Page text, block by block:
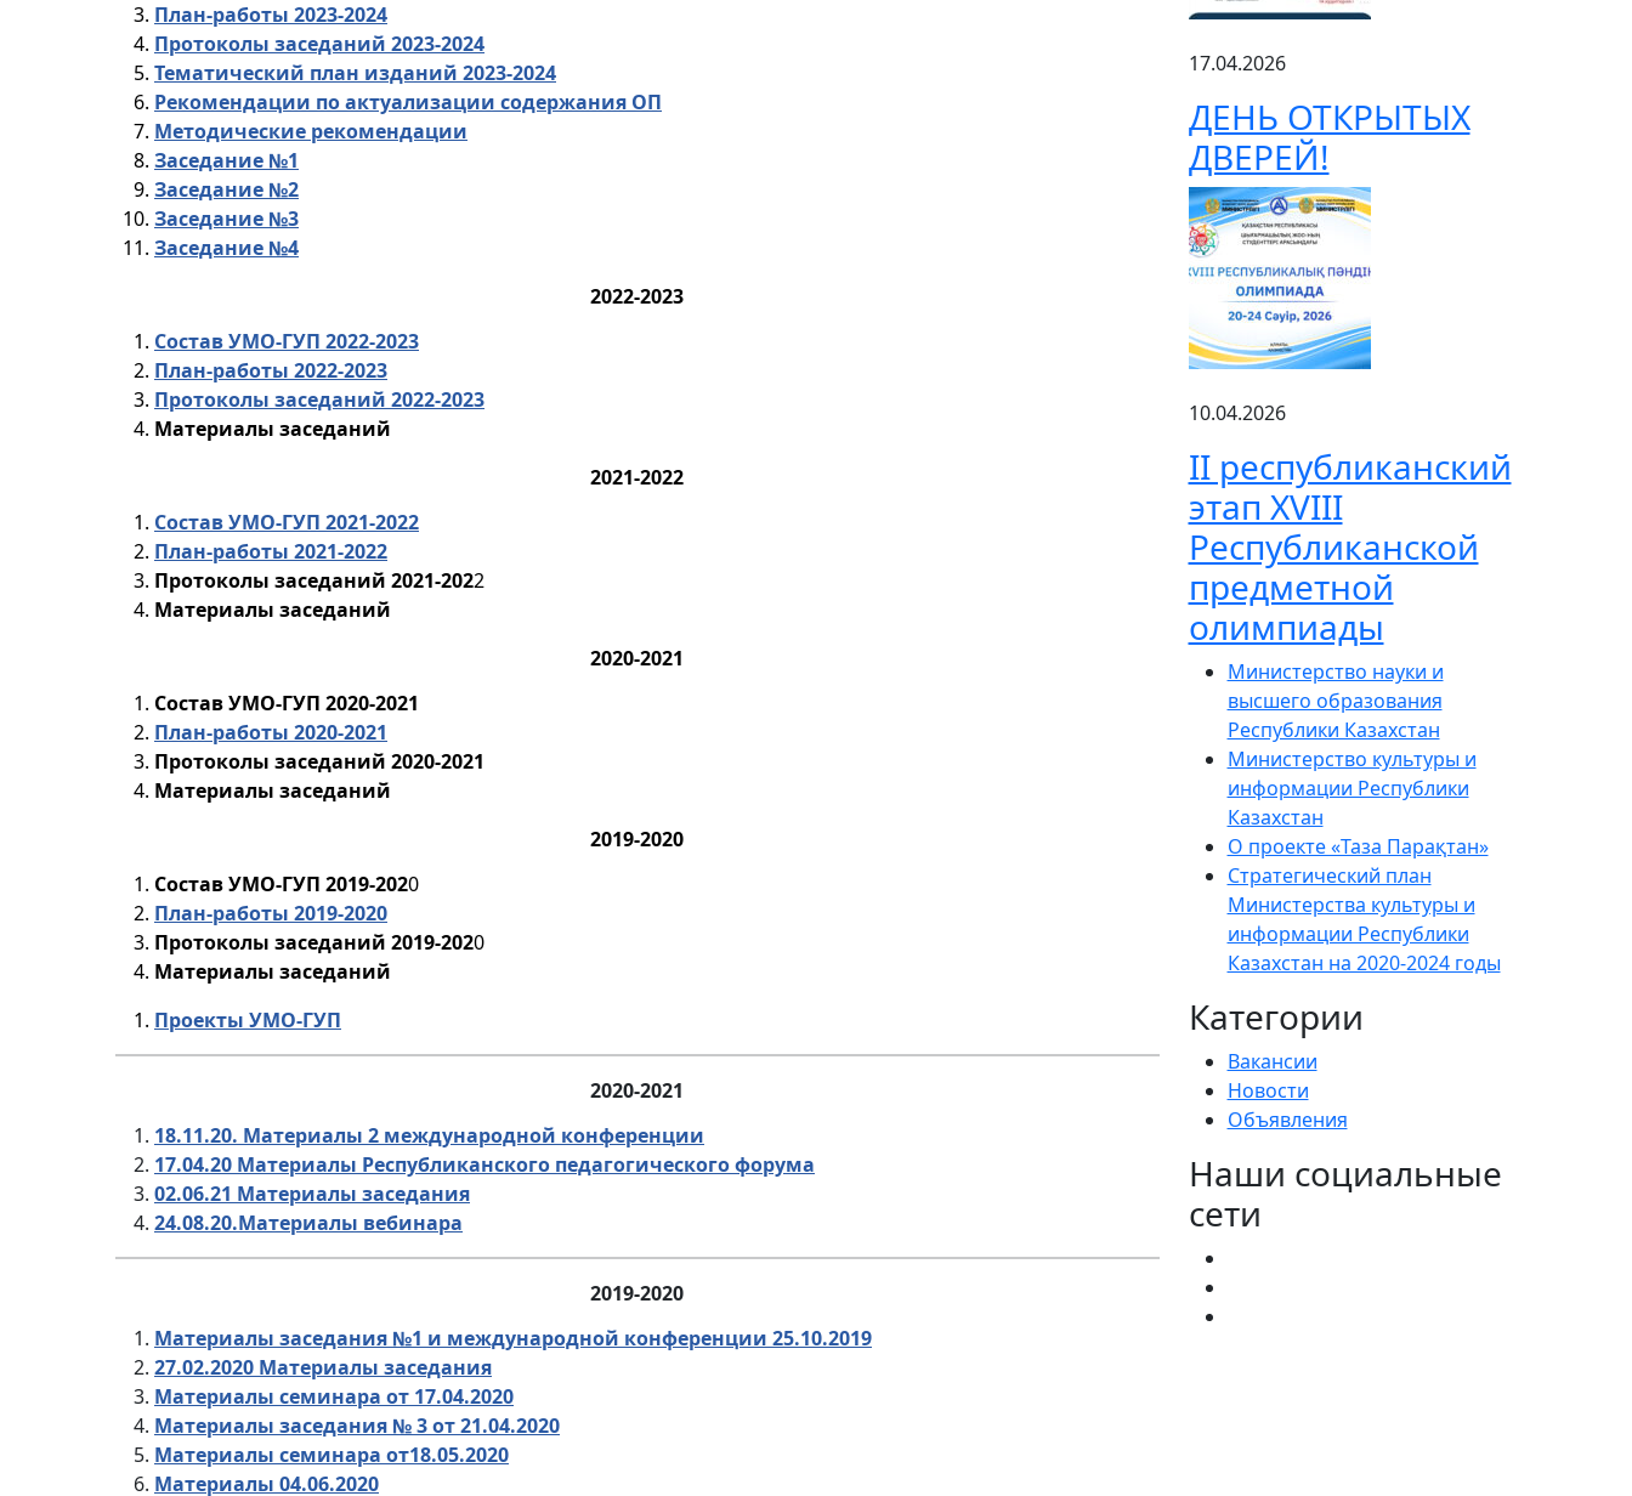
План-работы 2023-2024
Протоколы заседаний 2023-2024
Тематический план изданий 2023-2024
Рекомендации по актуализации содержания ОП
Методические рекомендации
Заседание №1
Заседание №2
Заседание №3
Заседание №4
2022-2023
Состав УМО-ГУП 2022-2023
План-работы 2022-2023
Протоколы заседаний 2022-2023
Материалы заседаний
2021-2022
Состав УМО-ГУП 2021-2022
План-работы 2021-2022
Протоколы заседаний 2021-2022
Материалы заседаний
2020-2021
Состав УМО-ГУП 2020-2021
План-работы 2020-2021
Протоколы заседаний 2020-2021
Материалы заседаний
2019-2020
Состав УМО-ГУП 2019-2020
План-работы 2019-2020
Протоколы заседаний 2019-2020
Материалы заседаний
Проекты УМО-ГУП
2020-2021
18.11.20. Материалы 2 международной конференции
17.04.20 Материалы Республиканского педагогического форума
02.06.21 Материалы заседания
24.08.20.Материалы вебинара
2019-2020
Материалы заседания №1 и международной конференции 25.10.2019
27.02.2020 Материалы заседания
Материалы семинара от 17.04.2020
Материалы заседания № 3 от 21.04.2020
Материалы семинара от18.05.2020
Материалы 04.06.2020
17.04.2026
ДЕНЬ ОТКРЫТЫХ
ДВЕРЕЙ!
10.04.2026
ІІ республиканский
этап XVIII
Республиканской
предметной
олимпиады
Министерство науки и
высшего образования
Республики Казахстан
Министерство культуры и
информации Республики
Казахстан
О проекте «Таза Парақтан»
Стратегический план
Министерства культуры и
информации Республики
Казахстан на 2020-2024 годы
Категории
Вакансии
Новости
Объявления
Наши социальные
сети